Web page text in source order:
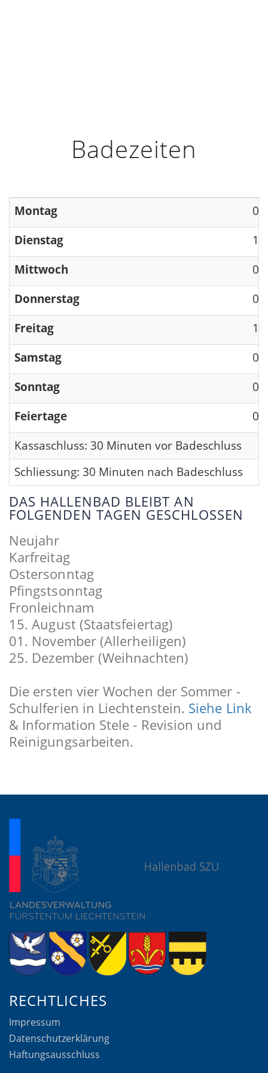
Badezeiten
Montag
Dienstag
Mittwoch
Donnerstag
Freitag
Samstag
Sonntag
Feiertage
Kassaschluss: 30 Minuten vor Badeschluss
Schliessung: 30 Minuten nach Badeschluss
DAS HALLENBAD BLEIBT AN
FOLGENDEN TAGEN GESCHLOSSEN
Neujahr
Karfreitag
Ostersonntag
Pfingstsonntag
Fronleichnam
15. August (Staatsfeiertag)
01. November (Allerheiligen)
25. Dezember (Weihnachten)
Die ersten vier Wochen der Sommer -
Schulferien in Liechtenstein. Siehe Link
& Information Stele - Revision und
Reinigungsarbeiten.
RECHTLICHES
Impressum
Datenschutzerklärung
Haftungsausschluss